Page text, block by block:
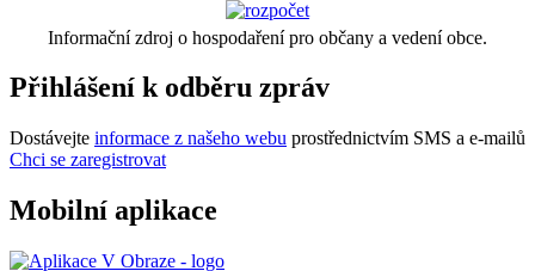
Informační zdroj o hospodaření pro občany a vedení obce.
Přihlášení k odběru zpráv
Dostávejte informace z našeho webu prostřednictvím SMS a e-mailů
Chci se zaregistrovat
Mobilní aplikace